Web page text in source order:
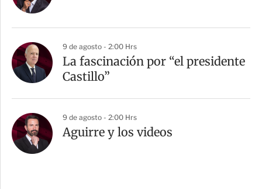
9 de agosto - 2:00 Hrs
La fascinación por “el presidente
Castillo”
9 de agosto - 2:00 Hrs
Aguirre y los videos